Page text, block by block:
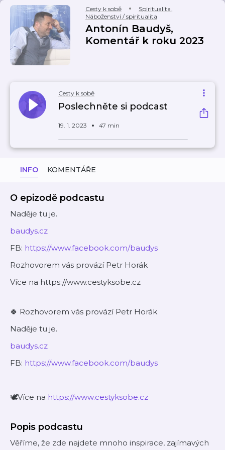
Cesty k sobě Spiritualita,
Náboženství / spiritualita
Antonín Baudyš,
Komentář k roku 2023
Cesty k sobě
Poslechněte si podcast
19. 1. 2023 47 min
INFO KOMENTÁŘE
O epizodě podcastu
Naděje tu je.
baudys.cz
FB: https://www.facebook.com/baudys
Rozhovorem vás provází Petr Horák
Více na https://www.cestyksobe.cz
🍀 Rozhovorem vás provází Petr Horák
Naděje tu je.
baudys.cz
FB: https://www.facebook.com/baudys
🕊️Více na https://www.cestyksobe.cz
Popis podcastu
Věříme, že zde najdete mnoho inspirace, zajímavých